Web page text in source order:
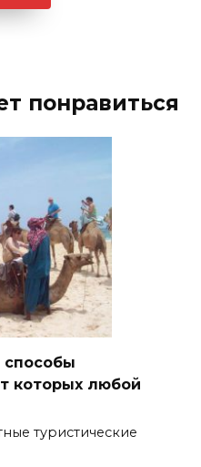
понравиться
которых любой
туристические